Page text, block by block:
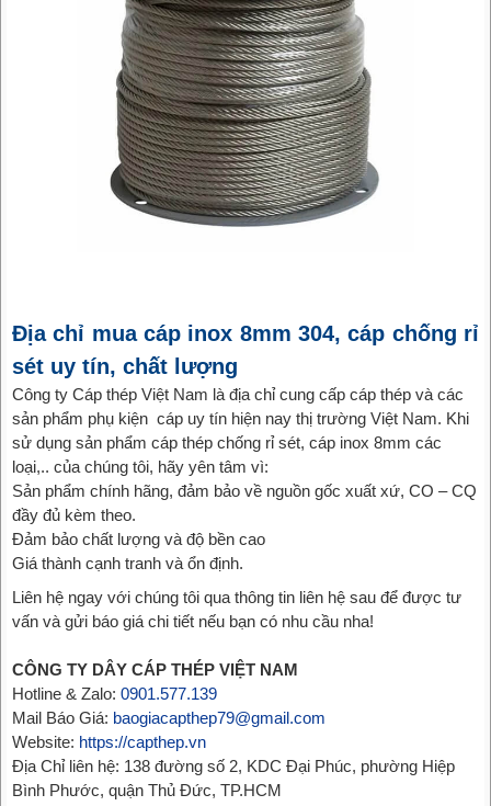
Địa chỉ mua cáp inox 8mm 304, cáp chống rỉ
sét uy tín, chất lượng
Công ty Cáp thép Việt Nam là địa chỉ cung cấp cáp thép và các
sản phẩm phụ kiện cáp uy tín hiện nay thị trường Việt Nam. Khi
sử dụng sản phẩm cáp thép chống rỉ sét, cáp inox 8mm các
loại,.. của chúng tôi, hãy yên tâm vì:
Sản phẩm chính hãng, đảm bảo về nguồn gốc xuất xứ, CO – CQ
đầy đủ kèm theo.
Đảm bảo chất lượng và độ bền cao
Giá thành cạnh tranh và ổn định.
Liên hệ ngay với chúng tôi qua thông tin liên hệ sau để được tư
vấn và gửi báo giá chi tiết nếu bạn có nhu cầu nha!
CÔNG TY DÂY CÁP THÉP VIỆT NAM
Hotline & Zalo: 0901.577.139
Mail Báo Giá: baogiacapthep79@gmail.com
Website: https://capthep.vn
Địa Chỉ liên hệ: 138 đường số 2, KDC Đại Phúc, phường Hiệp
Bình Phước, quận Thủ Đức, TP.HCM